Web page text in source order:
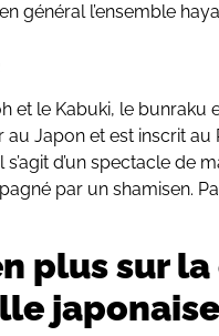
général l’ensemble
et le Kabuki, le bunraku
Japon et est inscrit
s’agit d’un spectacle de
par un shamisen.
plus sur
japonaise